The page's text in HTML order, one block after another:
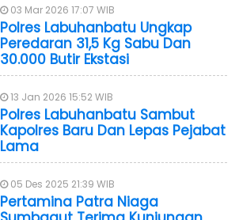
03 Mar 2026 17:07 WIB
Polres Labuhanbatu Ungkap
Peredaran 31,5 Kg Sabu Dan
30.000 Butir Ekstasi
13 Jan 2026 15:52 WIB
Polres Labuhanbatu Sambut
Kapolres Baru Dan Lepas Pejabat
Lama
05 Des 2025 21:39 WIB
Pertamina Patra Niaga